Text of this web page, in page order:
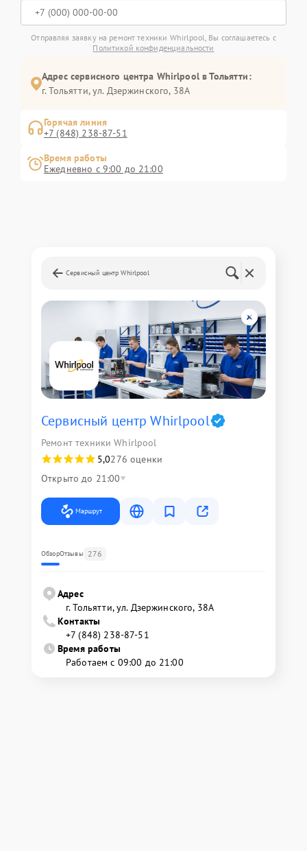
Отправляя заявку на ремонт техники Whirlpool, Вы соглашаетесь с
Политикой конфиденциальности
Адрес сервисного центра Whirlpool в Тольятти:
г. Тольятти, ул. Дзержинского, 38А
Горячая линия
+7 (848) 238-87-51
Время работы
Ежедневно с 9:00 до 21:00
Сервисный центр Whirlpool
Сервисный центр Whirlpool
Ремонт техники Whirlpool
5,0276 оценки
Открыто до 21:00
Маршрут
ОбзорОтзывы 276
Адрес
г. Тольятти, ул. Дзержинского, 38А
Контакты
+7 (848) 238-87-51
Время работы
Работаем с 09:00 до 21:00